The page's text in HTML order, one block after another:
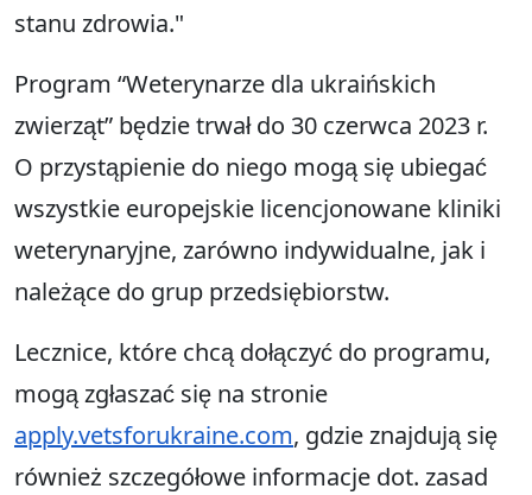
stanu zdrowia."
Program “Weterynarze dla ukraińskich
zwierząt” będzie trwał do 30 czerwca 2023 r.
O przystąpienie do niego mogą się ubiegać
wszystkie europejskie licencjonowane kliniki
weterynaryjne, zarówno indywidualne, jak i
należące do grup przedsiębiorstw.
Lecznice, które chcą dołączyć do programu,
mogą zgłaszać się na stronie
apply.vetsforukraine.com, gdzie znajdują się
również szczegółowe informacje dot. zasad